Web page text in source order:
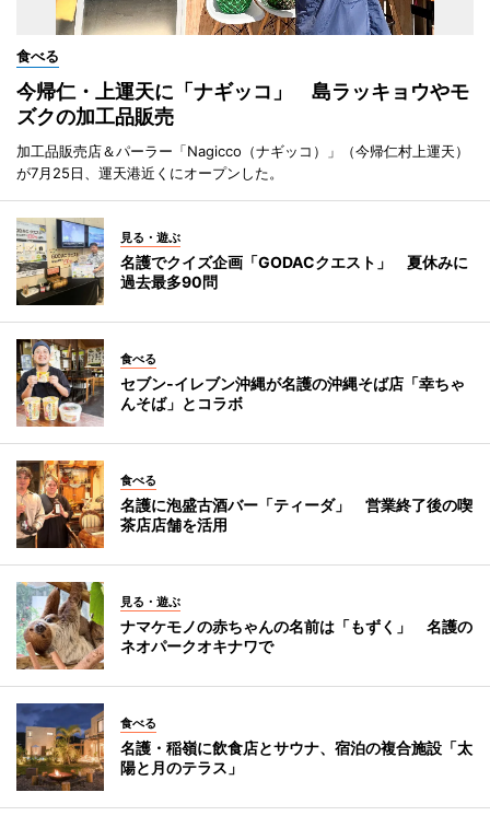
食べる
今帰仁・上運天に「ナギッコ」 島ラッキョウやモ
ズクの加工品販売
加工品販売店＆パーラー「Nagicco（ナギッコ）」（今帰仁村上運天）
が7月25日、運天港近くにオープンした。
見る・遊ぶ
名護でクイズ企画「GODACクエスト」 夏休みに
過去最多90問
食べる
セブン‐イレブン沖縄が名護の沖縄そば店「幸ちゃ
んそば」とコラボ
食べる
名護に泡盛古酒バー「ティーダ」 営業終了後の喫
茶店店舗を活用
見る・遊ぶ
ナマケモノの赤ちゃんの名前は「もずく」 名護の
ネオパークオキナワで
食べる
名護・稲嶺に飲食店とサウナ、宿泊の複合施設「太
陽と月のテラス」